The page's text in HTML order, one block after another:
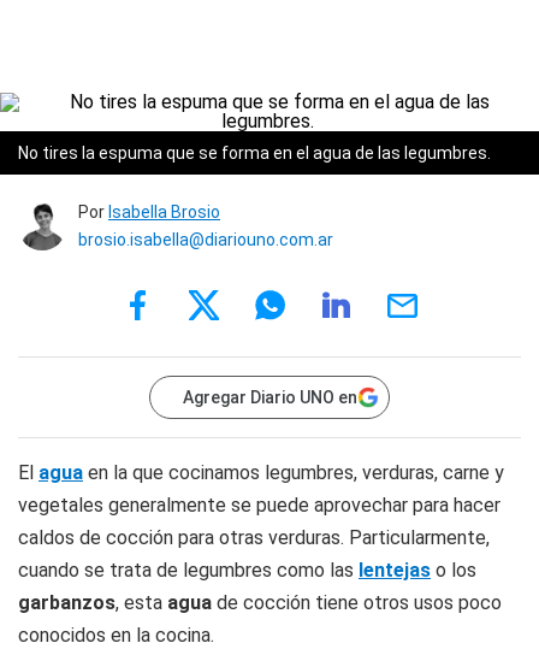
No tires la espuma que se forma en el agua de las legumbres.
Por Isabella Brosio
brosio.isabella@diariouno.com.ar
Agregar Diario UNO en
El agua en la que cocinamos legumbres, verduras, carne y
vegetales generalmente se puede aprovechar para hacer
caldos de cocción para otras verduras. Particularmente,
cuando se trata de legumbres como las lentejas o los
garbanzos, esta agua de cocción tiene otros usos poco
conocidos en la cocina.